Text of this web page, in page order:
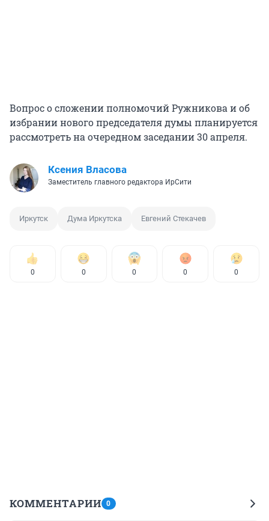
Вопрос о сложении полномочий Ружникова и об
избрании нового председателя думы планируется
рассмотреть на очередном заседании 30 апреля.
Ксения Власова
Заместитель главного редактора ИрСити
Иркутск Дума Иркутска Евгений Стекачев
0 0 0 0 0
КОММЕНТАРИИ 0